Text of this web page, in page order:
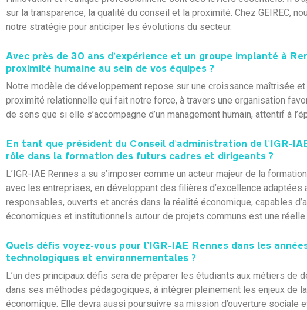
sur la transparence, la qualité du conseil et la proximité. Chez GEIREC,
notre stratégie pour anticiper les évolutions du secteur.
Avec près de 30 ans d’expérience et un groupe implanté à
proximité humaine au sein de vos équipes ?
Notre modèle de développement repose sur une croissance maîtrisée
proximité relationnelle qui fait notre force, à travers une organisation
de sens que si elle s’accompagne d’un management humain, attentif à
En tant que président du Conseil d’administration de l’IGR-
rôle dans la formation des futurs cadres et dirigeants ?
L’IGR-IAE Rennes a su s’imposer comme un acteur majeur de la
avec les entreprises, en développant des filières d’excellence adaptées
responsables, ouverts et ancrés dans la réalité économique, capables
économiques et institutionnels autour de projets communs est une réelle
Quels défis voyez-vous pour l’IGR-IAE Rennes dans les
technologiques et environnementales ?
L’un des principaux défis sera de préparer les étudiants aux métiers de
dans ses méthodes pédagogiques, à intégrer pleinement les enjeux de
économique. Elle devra aussi poursuivre sa mission d’ouverture sociale